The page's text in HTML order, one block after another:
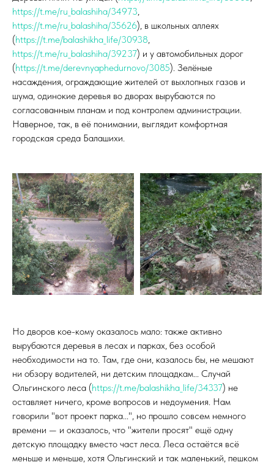
https://t.me/ru_balashiha/34973
https://t.me/ru_balashiha/35626), в школьных аллеях
(https://t.me/balashikha_life/30938
https://t.me/ru_balashiha/39237) и у автомобильных дорог
(https://t.me/derevnyaphedurnovo/3085). Зелёные
насаждения, ограждающие жителей от выхлопных газов и
шума, одинокие деревья во дворах вырубаются по
согласованным планам и под контролем администрации.
Наверное, так, в её понимании, выглядит комфортная
городская среда Балашихи.
Но дворов кое-кому оказалось мало: также активно
вырубаются деревья в лесах и парках, без особой
необходимости на то. Там, где они, казалось бы, не мешают
ни обзору водителей, ни детским площадкам... Случай
Ольгинского леса (https://t.me/balashikha_life/34337) не
оставляет ничего, кроме вопросов и недоумения. Нам
говорили "вот проект парка...", но прошло совсем немного
времени — и оказалось, что "жители просят" ещё одну
детскую площадку вместо част леса. Леса остаётся всё
меньше и меньше, хотя Ольгинский и так маленький, пешком